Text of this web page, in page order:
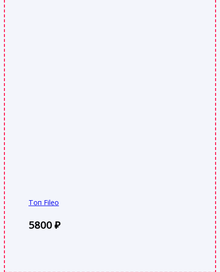
Топ Fileo
5800₽